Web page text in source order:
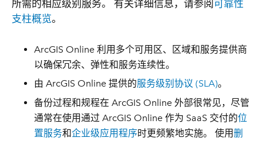
所需的相应级别服务。 有关详细信息，请参阅 可靠性
支柱概览。
ArcGIS Online 利用多个可用区、区域和服务提供商
以确保冗余、弹性和服务连续性。
由 ArcGIS Online 提供的服务级别协议 (SLA)。
备份过程和规程在 ArcGIS Online 外部很常见，尽管
通常在使用通过 ArcGIS Online 作为 SaaS 交付的位
置服务和企业级应用程序时更频繁地实施。 使用删